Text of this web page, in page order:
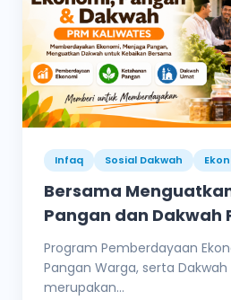
Infaq Sosial Dakwah
Bersama
Pangan dan Dakwah
Program Pemberdayaan
Pangan Warga, serta Dakwah
merupakan...